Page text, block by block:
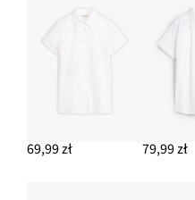
Klapki w szydełkowym stylu
69,99 zł 79,99 zł